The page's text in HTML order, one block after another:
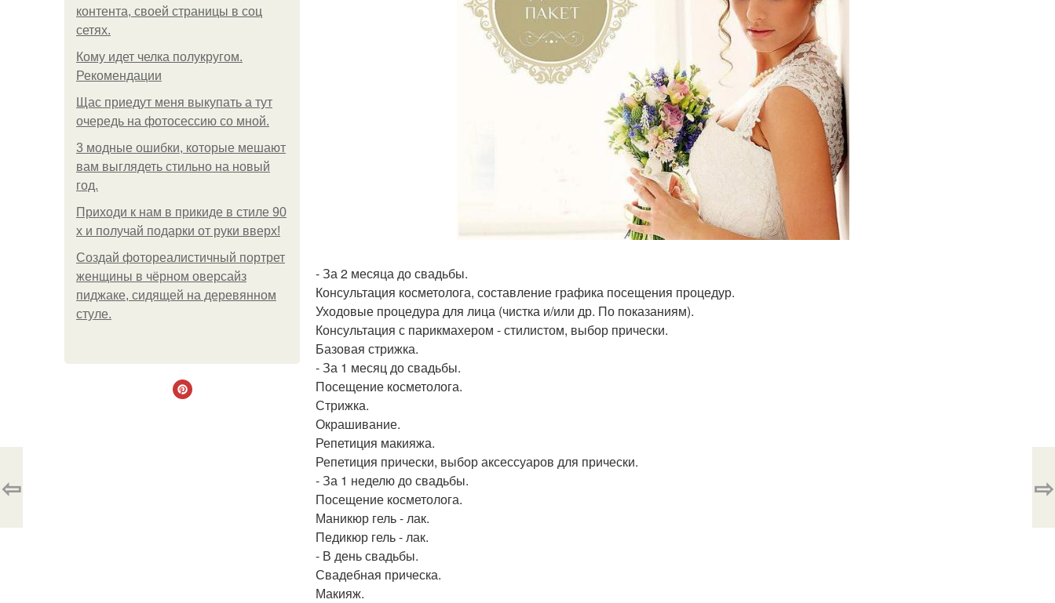
контента, своей страницы в соц
сетях.
Кому идет челка полукругом.
Рекомендации
Щас приедут меня выкупать а тут
очередь на фотосессию со мной.
3 модные ошибки, которые мешают
вам выглядеть стильно на новый
год.
Приходи к нам в прикиде в стиле 90
х и получай подарки от руки вверх!
Создай фотореалистичный портрет
женщины в чёрном оверсайз
пиджаке, сидящей на деревянном
стуле.
- За 2 месяца до свадьбы.
Консультация косметолога, составление графика посещения процедур.
Уходовые процедура для лица (чистка и/или др. По показаниям).
Консультация с парикмахером - стилистом, выбор прически.
Базовая стрижка.
- За 1 месяц до свадьбы.
Посещение косметолога.
Стрижка.
Окрашивание.
Репетиция макияжа.
Репетиция прически, выбор аксессуаров для прически.
- За 1 неделю до свадьбы.
Посещение косметолога.
Маникюр гель - лак.
Педикюр гель - лак.
- В день свадьбы.
Свадебная прическа.
Макияж.
⇦ ⇨